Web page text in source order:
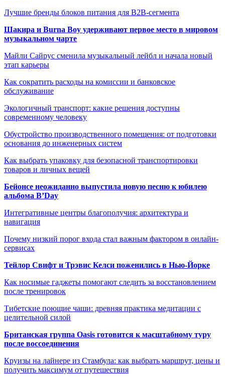
Лучшие бренды блоков питания для B2B-сегмента
Шакира и Burna Boy удерживают первое место в мировом
музыкальном чарте
Майли Сайрус сменила музыкальный лейбл и начала новый
этап карьеры
Как сократить расходы на комиссии и банковское
обслуживание
Экологичный транспорт: какие решения доступны
современному человеку
Обустройство производственного помещения: от подготовки
основания до инженерных систем
Как выбрать упаковку для безопасной транспортировки
товаров и личных вещей
Бейонсе неожиданно выпустила новую песню к юбилею
альбома B’Day
Интегративные центры благополучия: архитектура и
навигация
Почему низкий порог входа стал важным фактором в онлайн-
сервисах
Тейлор Свифт и Трэвис Келси поженились в Нью-Йорке
Как носимые гаджеты помогают следить за восстановлением
после тренировок
Тибетские поющие чаши: древняя практика медитации с
целительной силой
Британская группа Oasis готовится к масштабному туру
после воссоединения
Круизы на лайнере из Стамбула: как выбрать маршрут, цены и
получить максимум от путешествия